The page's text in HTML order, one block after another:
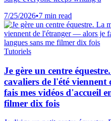
7/25/2026•7 min read
Tutoriels
Je gère un centre
cavaliers de l'été
fais mes vidéos d'accueil
filmer dix fois